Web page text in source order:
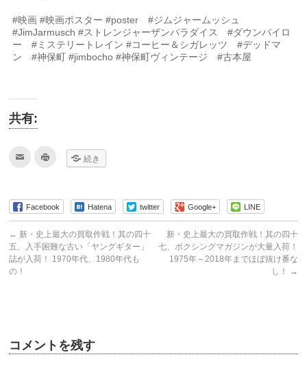
#映画 #映画ポスター #poster #ジムジャームッシュ
#JimJarmusch #ストレンジャーザンパラダイス #ダウンバイロ
ー #ミステリートレイン #コーヒー＆シガレッツ #デッドマ
ン #神保町 #jimbocho #神保町ヴィンテージ #古本屋
共有:
友
達
へ
メ
ー
ル
で
送
で
開
印
刷
(新
し
い
ウ
ィ
ン
続き
Facebook Hatena twitter Google+ LINE
← 新・史上最大の買取作戦！其の四十
五、入手困難な古い「ヤングギター」
誌が入荷！ 1970年代、1980年代も
の！
新・史上最大の買取作戦！其の四十
七、ボクシングマガジンが大量入荷！
1975年～2018年までほぼ抜け番な
し！
→
コメントを残す